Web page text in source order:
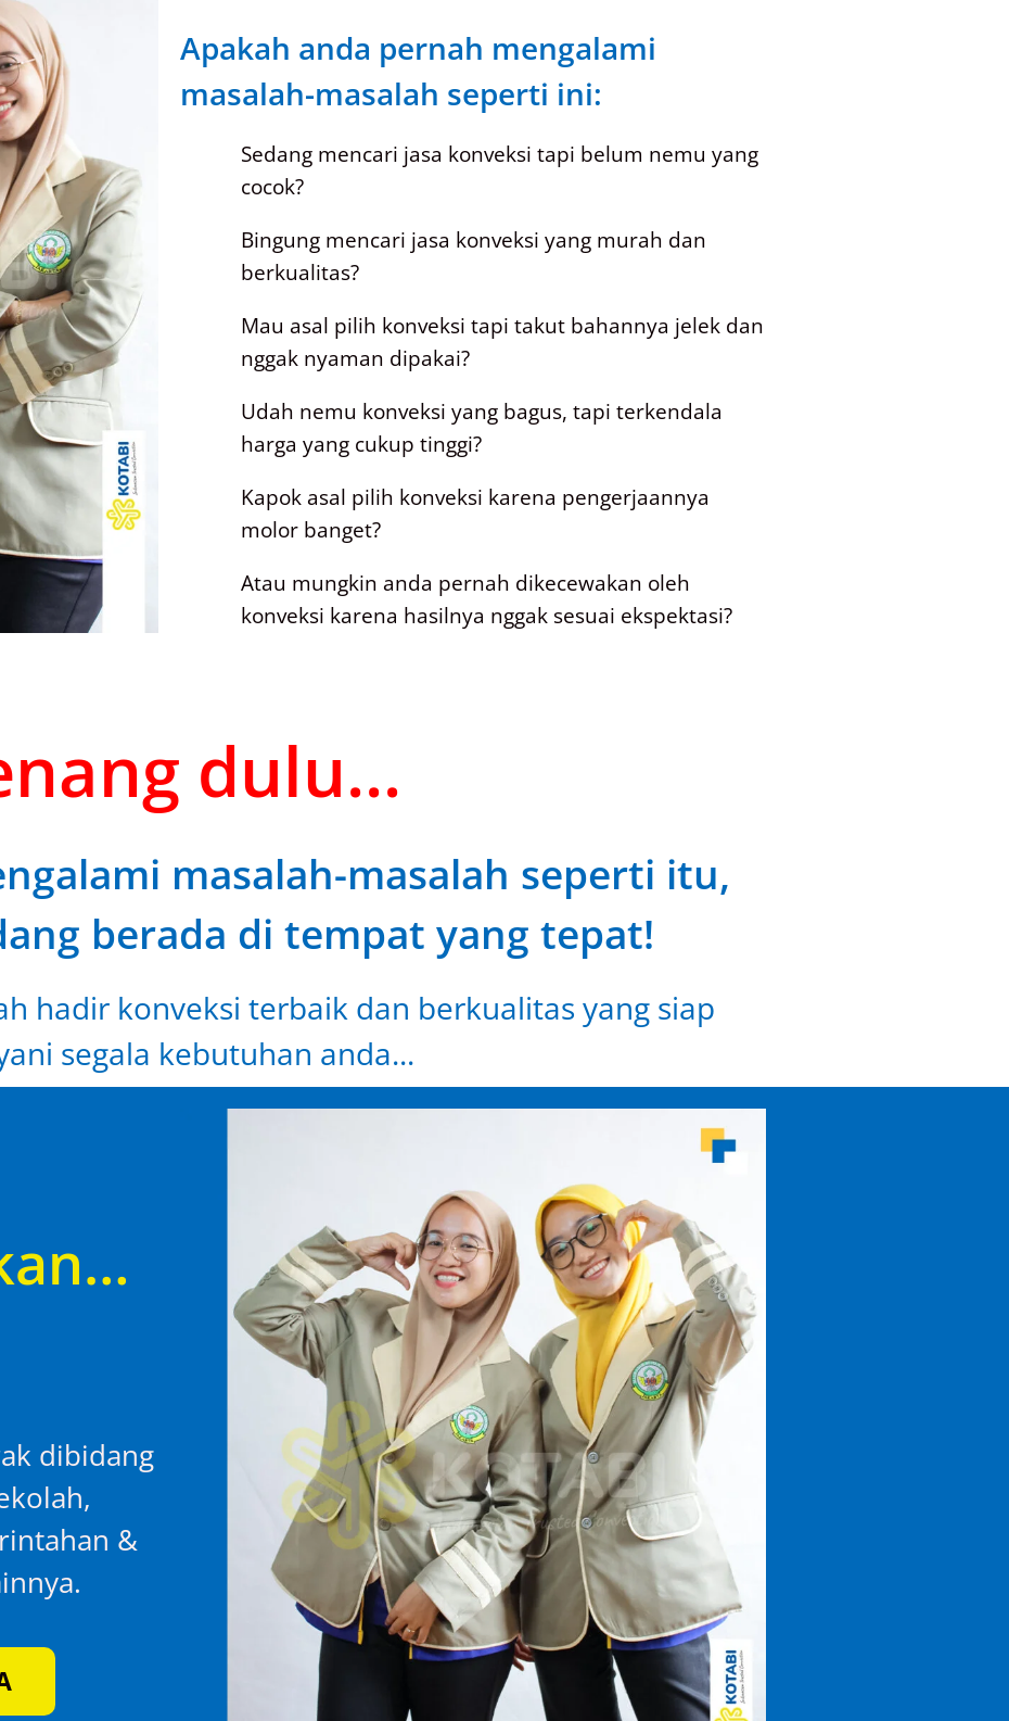
Apakah anda pernah mengalami
masalah-masalah seperti ini:
Sedang mencari jasa konveksi tapi belum nemu yang
cocok?
Bingung mencari jasa konveksi yang murah dan
berkualitas?
Mau asal pilih konveksi tapi takut bahannya jelek dan
nggak nyaman dipakai?
Udah nemu konveksi yang bagus, tapi terkendala
harga yang cukup tinggi?
Kapok asal pilih konveksi karena pengerjaannya
molor banget?
Atau mungkin anda pernah dikecewakan oleh
konveksi karena hasilnya nggak sesuai ekspektasi?
dulu...
masalah-masalah seperti itu,
berada di tempat yang tepat!
hadir konveksi terbaik dan berkualitas yang siap
segala kebutuhan anda...
dibidang
&